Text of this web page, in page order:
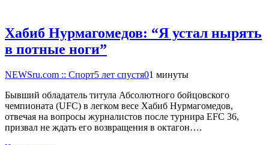
Хабиб Нурмагомедов: “Я устал нырять
в потные ноги”
NEWSru.com :: Спорт5 лет спустя01 минуты
Бывший обладатель титула Абсолютного бойцовского
чемпионата (UFC) в легком весе Хабиб Нурмагомедов,
отвечая на вопросы журналистов после турнира EFC 36,
призвал не ждать его возвращения в октагон….